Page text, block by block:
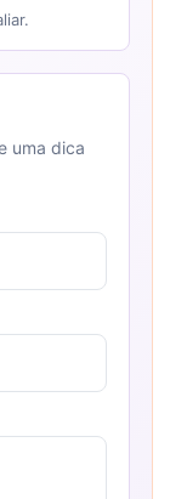
uma dica